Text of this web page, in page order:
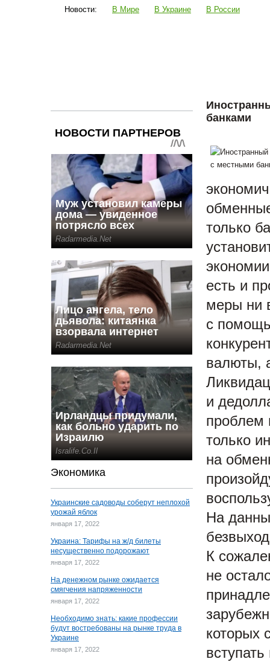
Новости: В Мире В Украине В России
Экономика
Украинские садоводы соберут неплохой
урожай яблок
января 17, 2022
Украина: Тарифы на ж/д билеты
несущественно подорожают
января 17, 2022
На денежном рынке ожидается
смягчения напряженности
января 17, 2022
Необходимо знать: какие профессии
будут востребованы на рынке труда в
Украине
января 17, 2022
банками
только
есть и
меры ни
с
валюты,
и
проблем
только
на
На
К
не
которых